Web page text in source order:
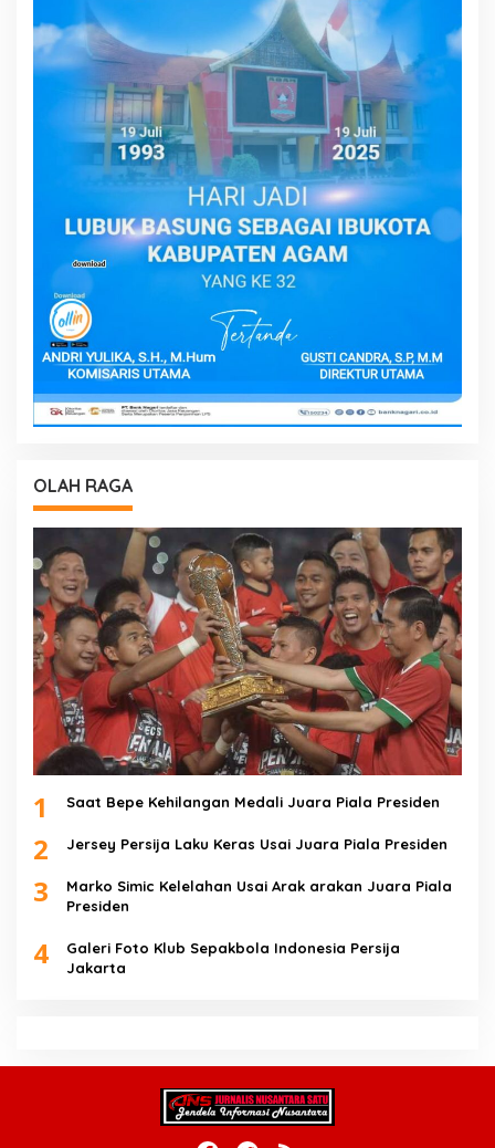
OLAH RAGA
1 Saat Bepe Kehilangan Medali Juara Piala Presiden
2 Jersey Persija Laku Keras Usai Juara Piala Presiden
3
Marko Simic Kelelahan Usai Arak arakan Juara Piala
Presiden
4
Galeri Foto Klub Sepakbola Indonesia Persija
Jakarta